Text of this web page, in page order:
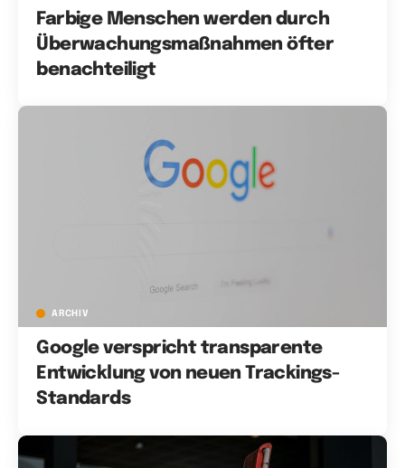
Farbige Menschen werden durch
Überwachungsmaßnahmen öfter
benachteiligt
ARCHIV
Google verspricht transparente
Entwicklung von neuen Trackings-
Standards